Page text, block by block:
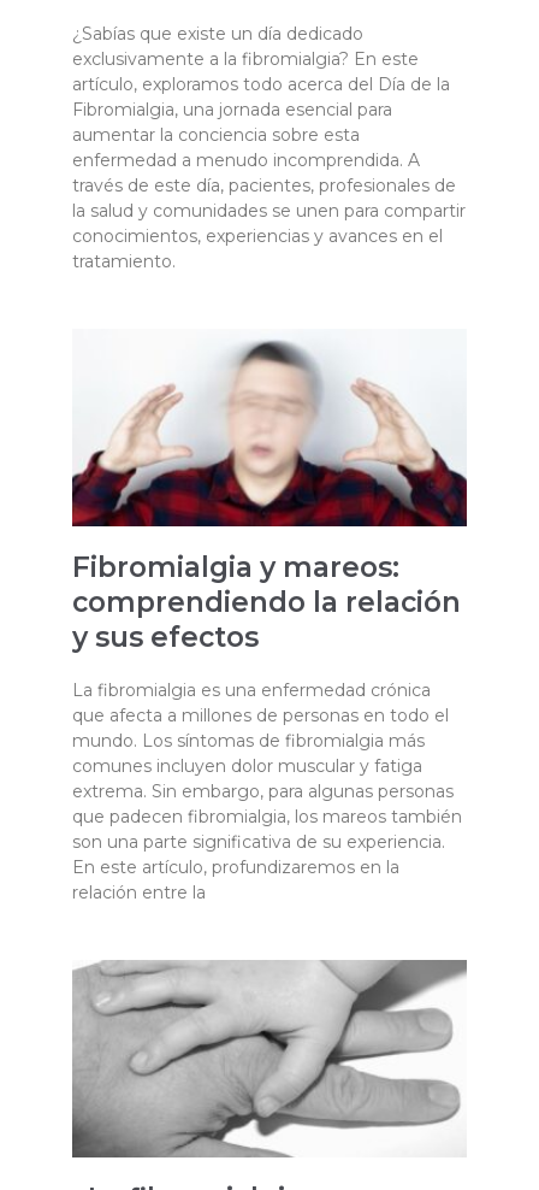
¿Sabías que existe un día dedicado
exclusivamente a la fibromialgia? En este
artículo, exploramos todo acerca del Día de la
Fibromialgia, una jornada esencial para
aumentar la conciencia sobre esta
enfermedad a menudo incomprendida. A
través de este día, pacientes, profesionales de
la salud y comunidades se unen para compartir
conocimientos, experiencias y avances en el
tratamiento.
Fibromialgia y mareos:
comprendiendo la relación
y sus efectos
La fibromialgia es una enfermedad crónica
que afecta a millones de personas en todo el
mundo. Los síntomas de fibromialgia más
comunes incluyen dolor muscular y fatiga
extrema. Sin embargo, para algunas personas
que padecen fibromialgia, los mareos también
son una parte significativa de su experiencia.
En este artículo, profundizaremos en la
relación entre la